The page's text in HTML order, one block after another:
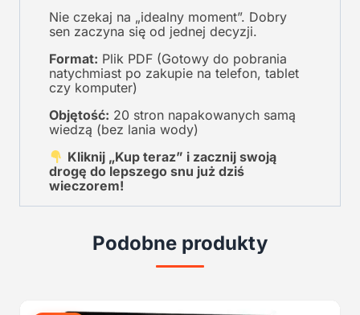
Nie czekaj na „idealny moment”. Dobry
sen zaczyna się od jednej decyzji.
Format: Plik PDF (Gotowy do pobrania
natychmiast po zakupie na telefon, tablet
czy komputer)
Objętość: 20 stron napakowanych samą
wiedzą (bez lania wody)
Kliknij „Kup teraz” i zacznij swoją
drogę do lepszego snu już dziś
wieczorem!
Podobne produkty